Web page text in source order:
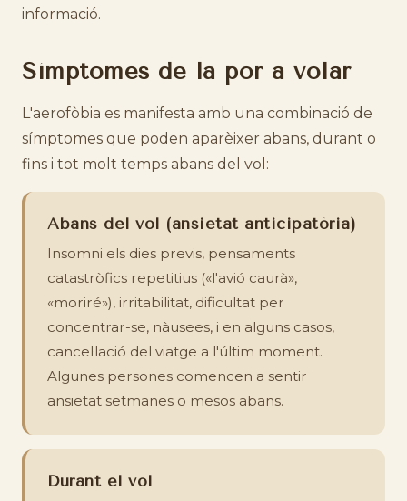
informació.
Símptomes de la por a volar
L'aerofòbia es manifesta amb una combinació de
símptomes que poden aparèixer abans, durant o
fins i tot molt temps abans del vol:
Abans del vol (ansietat anticipatòria)
Insomni els dies previs, pensaments
catastròfics repetitius («l'avió caurà»,
«moriré»), irritabilitat, dificultat per
concentrar-se, nàusees, i en alguns casos,
cancel·lació del viatge a l'últim moment.
Algunes persones comencen a sentir
ansietat setmanes o mesos abans.
Durant el vol